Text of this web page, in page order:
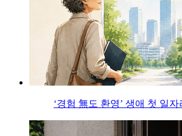
‘경험 無도 환영’ 생애 첫 일